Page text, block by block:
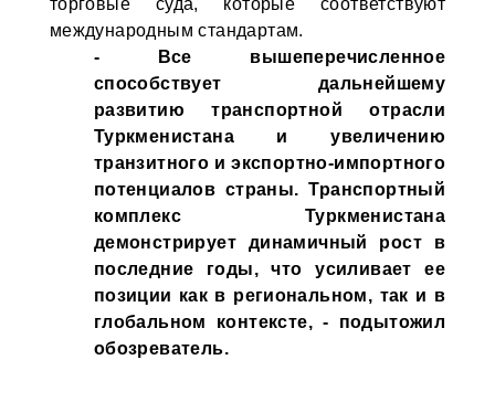
торговые суда, которые соответствуют
международным стандартам.
- Все вышеперечисленное
способствует дальнейшему
развитию транспортной отрасли
Туркменистана и увеличению
транзитного и экспортно-импортного
потенциалов страны. Транспортный
комплекс Туркменистана
демонстрирует динамичный рост в
последние годы, что усиливает ее
позиции как в региональном, так и в
глобальном контексте, - подытожил
обозреватель.